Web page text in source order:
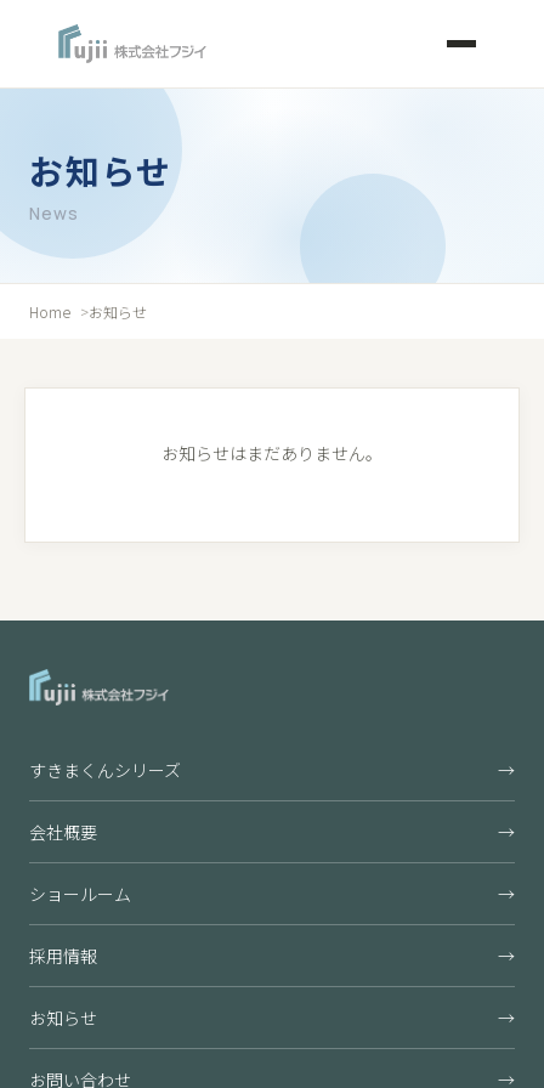
お知らせ
News
Home お知らせ
お知らせはまだありません。
すきまくんシリーズ →
会社概要 →
ショールーム →
採用情報 →
お知らせ →
お問い合わせ →